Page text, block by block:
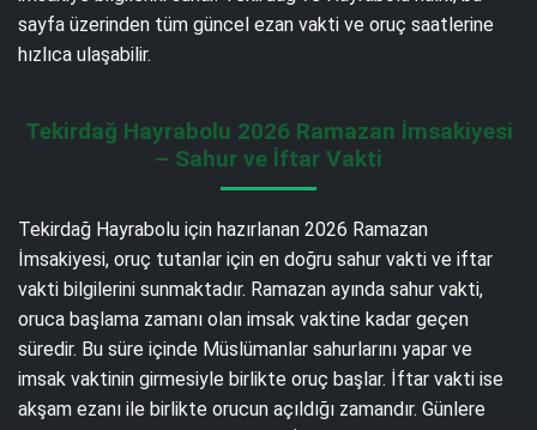
sayfa üzerinden tüm güncel ezan vakti ve oruç saatlerine
hızlıca ulaşabilir.
Tekirdağ Hayrabolu 2026 Ramazan İmsakiyesi
– Sahur ve İftar Vakti
Tekirdağ Hayrabolu için hazırlanan 2026 Ramazan
İmsakiyesi, oruç tutanlar için en doğru sahur vakti ve iftar
vakti bilgilerini sunmaktadır. Ramazan ayında sahur vakti,
oruca başlama zamanı olan imsak vaktine kadar geçen
süredir. Bu süre içinde Müslümanlar sahurlarını yapar ve
imsak vaktinin girmesiyle birlikte oruç başlar. İftar vakti ise
akşam ezanı ile birlikte orucun açıldığı zamandır. Günlere